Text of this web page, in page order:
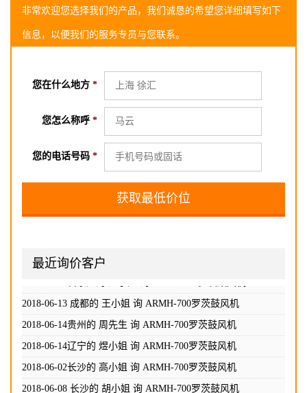
非常欢迎您选择我们的产品，我们诚恳的希望您详细填写如下
信息，以便我们的服务专员与您联系。
您在什么地方 *
您怎么称呼 *
您的电话号码 *
最近询价客户
2018-06-02长沙的 高小姐 询ARMH-700罗茨鼓风机
2018-06-10 信阳的 孙小姐 询
2018-06-12石家庄的 赵小姐 询ARMH-700罗茨鼓风机
2018-06-13 成都的 王小姐 询ARMH-700罗茨鼓风机
2018-06-14贵州的 周先生 询 ARMH-700罗茨鼓风机
2018-06-14辽宁的 煜小姐 询 ARMH-700罗茨鼓风机
2018-06-02长沙的 高小姐 询 ARMH-700罗茨鼓风机